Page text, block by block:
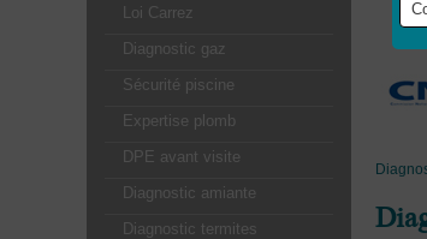
Loi Carrez
Diagnostic gaz
Sécurité piscine
Expertise plomb
DPE avant visite
Diagnostic amiante
Diagnostic termites